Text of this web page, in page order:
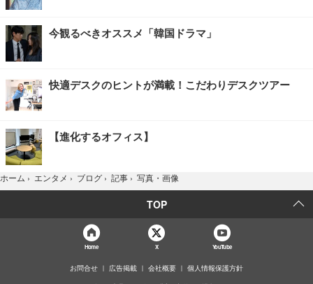
今観るべきオススメ「韓国ドラマ」
快適デスクのヒントが満載！こだわりデスクツアー
【進化するオフィス】
ホーム › エンタメ › ブログ › 記事 › 写真・画像
TOP
Home X YouTube
お問合せ 広告掲載 会社概要 個人情報保護方針